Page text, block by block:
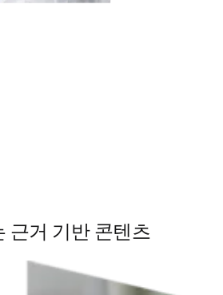
근거 기반 콘텐츠